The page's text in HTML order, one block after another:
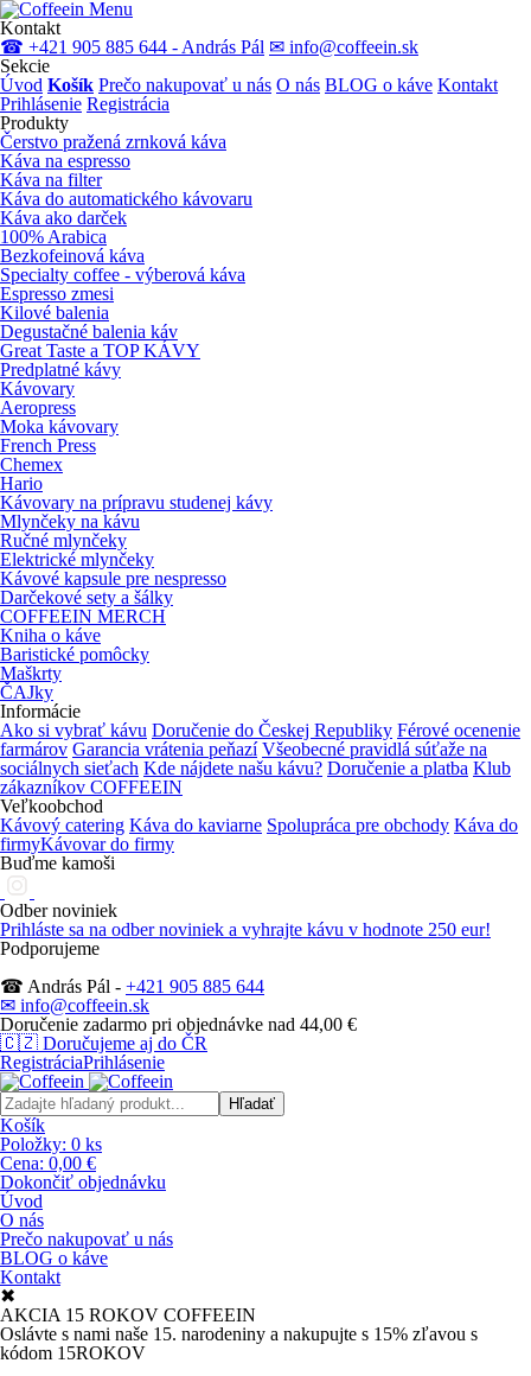
Menu
Kontakt
☎ +421 905 885 644 - András Pál ✉ info@coffeein.sk
Sekcie
Úvod Košík Prečo nakupovať u nás O nás BLOG o káve Kontakt
Prihlásenie Registrácia
Produkty
Čerstvo pražená zrnková káva
Káva na espresso
Káva na filter
Káva do automatického kávovaru
Káva ako darček
100% Arabica
Bezkofeinová káva
Specialty coffee - výberová káva
Espresso zmesi
Kilové balenia
Degustačné balenia káv
Great Taste a TOP KÁVY
Predplatné kávy
Kávovary
Aeropress
Moka kávovary
French Press
Chemex
Hario
Kávovary na prípravu studenej kávy
Mlynčeky na kávu
Ručné mlynčeky
Elektrické mlynčeky
Kávové kapsule pre nespresso
Darčekové sety a šálky
COFFEEIN MERCH
Kniha o káve
Baristické pomôcky
Maškrty
ČAJky
Informácie
Ako si vybrať kávu Doručenie do Českej Republiky Férové ocenenie
farmárov Garancia vrátenia peňazí Všeobecné pravidlá súťaže na
sociálnych sieťach Kde nájdete našu kávu? Doručenie a platba Klub
zákazníkov COFFEEIN
Veľkoobchod
Kávový catering Káva do kaviarne Spolupráca pre obchody Káva do
firmyKávovar do firmy
Buďme kamoši
Odber noviniek
Prihláste sa na odber noviniek a vyhrajte kávu v hodnote 250 eur!
Podporujeme
☎ András Pál - +421 905 885 644
✉ info@coffeein.sk
Doručenie zadarmo pri objednávke nad 44,00 €
🇨🇿 Doručujeme aj do ČR
RegistráciaPrihlásenie
Košík
Položky: 0 ks
Cena: 0,00 €
Dokončiť objednávku
Úvod
O nás
Prečo nakupovať u nás
BLOG o káve
Kontakt
✖
AKCIA 15 ROKOV COFFEEIN
Oslávte s nami naše 15. narodeniny a nakupujte s 15% zľavou s
kódom 15ROKOV